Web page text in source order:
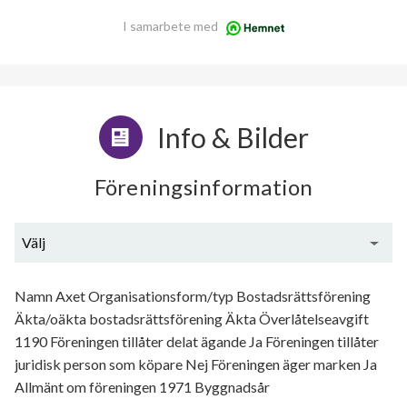
I samarbete med
Info & Bilder
Föreningsinformation
Välj
Namn Axet Organisationsform/typ Bostadsrättsförening
Äkta/oäkta bostadsrättsförening Äkta Överlåtelseavgift
1190 Föreningen tillåter delat ägande Ja Föreningen tillåter
juridisk person som köpare Nej Föreningen äger marken Ja
Allmänt om föreningen 1971 Byggnadsår